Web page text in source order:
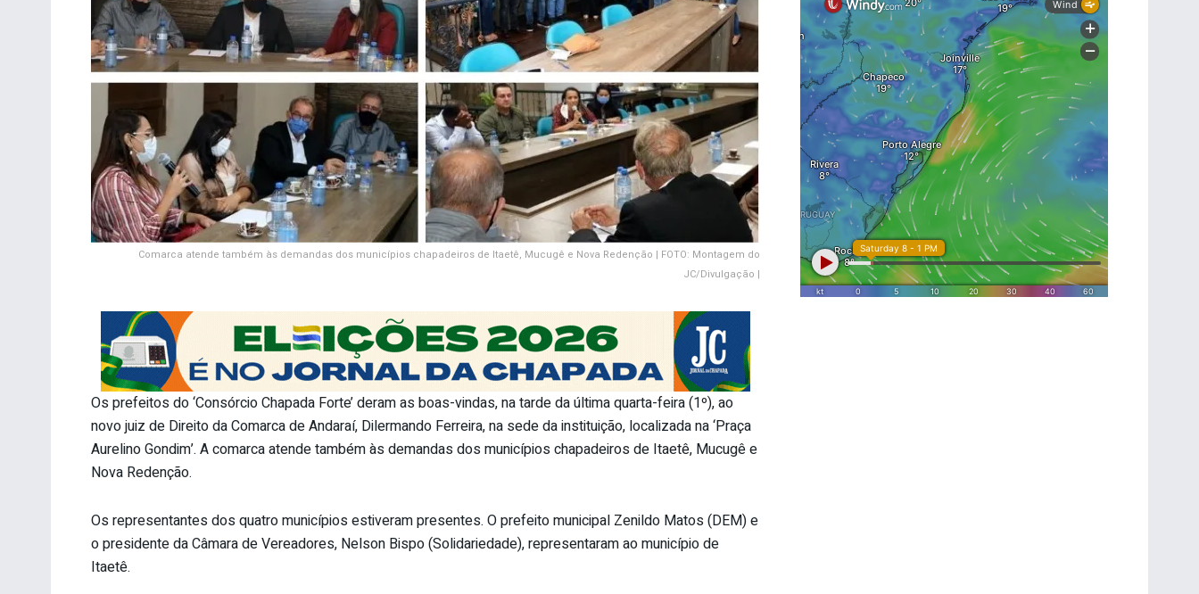
Comarca atende também às demandas dos municípios chapadeiros de Itaetê, Mucugê e Nova Redenção | FOTO: Montagem do
JC/Divulgação |
Os prefeitos do ‘Consórcio Chapada Forte’ deram as boas-vindas, na tarde da última quarta-feira (1º), ao
novo juiz de Direito da Comarca de Andaraí, Dilermando Ferreira, na sede da instituição, localizada na ‘Praça
Aurelino Gondim’. A comarca atende também às demandas dos municípios chapadeiros de Itaetê, Mucugê e
Nova Redenção.
Os representantes dos quatro municípios estiveram presentes. O prefeito municipal Zenildo Matos (DEM) e
o presidente da Câmara de Vereadores, Nelson Bispo (Solidariedade), representaram ao município de
Itaetê.